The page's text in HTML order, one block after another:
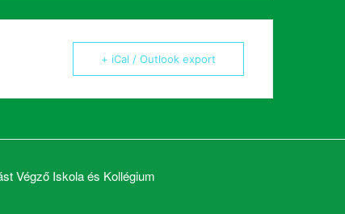
+ iCal / Outlook export
Végző Iskola és Kollégium